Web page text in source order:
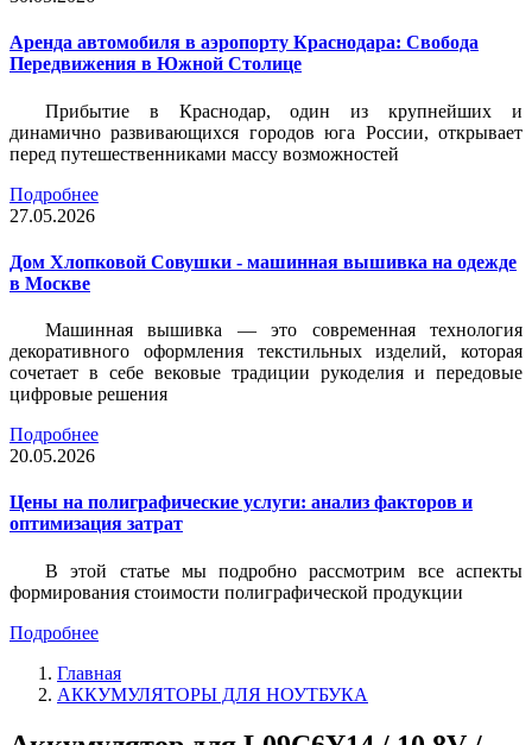
Аренда автомобиля в аэропорту Краснодара: Свобода
Передвижения в Южной Столице
Прибытие в Краснодар, один из крупнейших и
динамично развивающихся городов юга России, открывает
перед путешественниками массу возможностей
Подробнее
27.05.2026
Дом Хлопковой Совушки - машинная вышивка на одежде
в Москве
Машинная вышивка — это современная технология
декоративного оформления текстильных изделий, которая
сочетает в себе вековые традиции рукоделия и передовые
цифровые решения
Подробнее
20.05.2026
Цены на полиграфические услуги: анализ факторов и
оптимизация затрат
В этой статье мы подробно рассмотрим все аспекты
формирования стоимости полиграфической продукции
Подробнее
Главная
АККУМУЛЯТОРЫ ДЛЯ НОУТБУКА